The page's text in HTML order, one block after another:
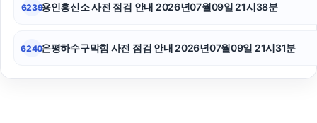
6239용인흥신소 사전 점검 안내 2026년07월09일 21시38분
6240은평하수구막힘 사전 점검 안내 2026년07월09일 21시31분